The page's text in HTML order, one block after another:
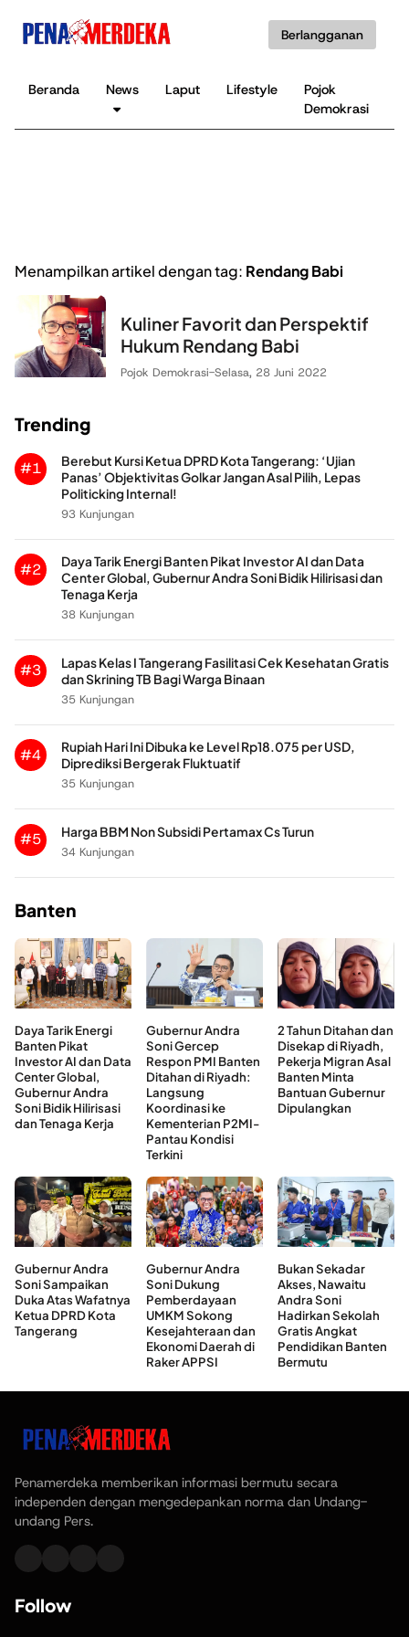
Berlangganan
Beranda News Laput Lifestyle
Pojok
Demokrasi
Menampilkan artikel dengan tag: Rendang Babi
Kuliner Favorit dan Perspektif
Hukum Rendang Babi
Pojok Demokrasi-Selasa, 28 Juni 2022
Trending
#1
Berebut Kursi Ketua DPRD Kota Tangerang: ‘Ujian
Panas’ Objektivitas Golkar Jangan Asal Pilih, Lepas
Politicking Internal!
93 Kunjungan
#2
Daya Tarik Energi Banten Pikat Investor AI dan Data
Center Global, Gubernur Andra Soni Bidik Hilirisasi dan
Tenaga Kerja
38 Kunjungan
#3
Lapas Kelas I Tangerang Fasilitasi Cek Kesehatan Gratis
dan Skrining TB Bagi Warga Binaan
35 Kunjungan
#4
Rupiah Hari Ini Dibuka ke Level Rp18.075 per USD,
Diprediksi Bergerak Fluktuatif
35 Kunjungan
#5
Harga BBM Non Subsidi Pertamax Cs Turun
34 Kunjungan
Banten
Daya Tarik Energi
Banten Pikat
Investor AI dan Data
Center Global,
Gubernur Andra
Soni Bidik Hilirisasi
dan Tenaga Kerja
Gubernur Andra
Soni Gercep
Respon PMI Banten
Ditahan di Riyadh:
Langsung
Koordinasi ke
Kementerian P2MI-
Pantau Kondisi
Terkini
2 Tahun Ditahan dan
Disekap di Riyadh,
Pekerja Migran Asal
Banten Minta
Bantuan Gubernur
Dipulangkan
Gubernur Andra
Soni Sampaikan
Duka Atas Wafatnya
Ketua DPRD Kota
Tangerang
Gubernur Andra
Soni Dukung
Pemberdayaan
UMKM Sokong
Kesejahteraan dan
Ekonomi Daerah di
Raker APPSI
Bukan Sekadar
Akses, Nawaitu
Andra Soni
Hadirkan Sekolah
Gratis Angkat
Pendidikan Banten
Bermutu
Penamerdeka memberikan informasi bermutu secara
independen dengan mengedepankan norma dan Undang-
undang Pers.
Follow